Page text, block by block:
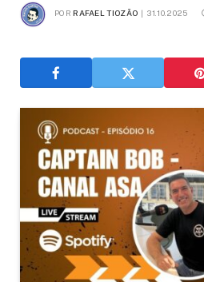
POR RAFAEL TIOZÃO 31.10.2025